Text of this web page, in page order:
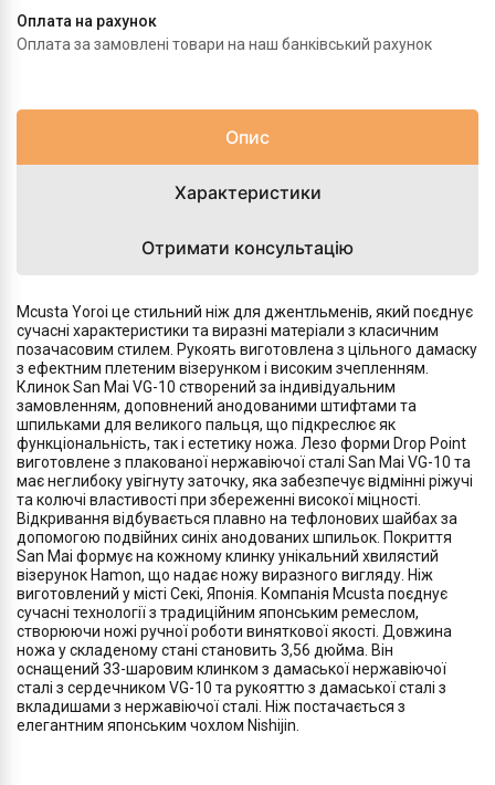
Оплата на рахунок
Оплата за замовлені товари на наш банківський рахунок
Опис
Характеристики
Отримати консультацію
Mcusta Yoroi це стильний ніж для джентльменів, який поєднує
сучасні характеристики та виразні матеріали з класичним
позачасовим стилем. Рукоять виготовлена з цільного дамаску
з ефектним плетеним візерунком і високим зчепленням.
Клинок San Mai VG-10 створений за індивідуальним
замовленням, доповнений анодованими штифтами та
шпильками для великого пальця, що підкреслює як
функціональність, так і естетику ножа. Лезо форми Drop Point
виготовлене з плакованої нержавіючої сталі San Mai VG-10 та
має неглибоку увігнуту заточку, яка забезпечує відмінні ріжучі
та колючі властивості при збереженні високої міцності.
Відкривання відбувається плавно на тефлонових шайбах за
допомогою подвійних синіх анодованих шпильок. Покриття
San Mai формує на кожному клинку унікальний хвилястий
візерунок Hamon, що надає ножу виразного вигляду. Ніж
виготовлений у місті Секі, Японія. Компанія Mcusta поєднує
сучасні технології з традиційним японським ремеслом,
створюючи ножі ручної роботи виняткової якості. Довжина
ножа у складеному стані становить 3,56 дюйма. Він
оснащений 33-шаровим клинком з дамаської нержавіючої
сталі з сердечником VG-10 та рукояттю з дамаської сталі з
вкладишами з нержавіючої сталі. Ніж постачається з
елегантним японським чохлом Nishijin.